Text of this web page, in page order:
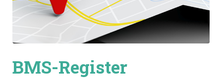
BMS-Register